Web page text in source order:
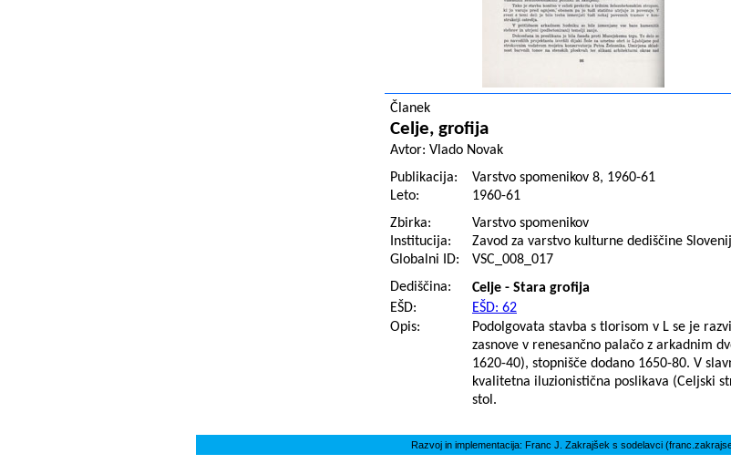
Članek
Celje, grofija
Avtor: Vlado Novak
Publikacija:
Varstvo spomenikov 8, 1960-61
Leto:
1960-61
Zbirka:
Varstvo spomenikov
Institucija:
Zavod za varstvo kulturne dediščine
Globalni ID:
VSC_008_017
Dediščina:
Celje - Stara grofija
EŠD:
EŠD: 62
Opis:
Podolgovata stavba s tlorisom v L se je
zasnove v renesančno palačo z arkadnim
1620-40), stopnišče dodano 1650-80. V
kvalitetna iluzionistična poslikava (Celjski
stol.
Razvoj in implementacija: Franc J. Zakrajšek s sodelavci